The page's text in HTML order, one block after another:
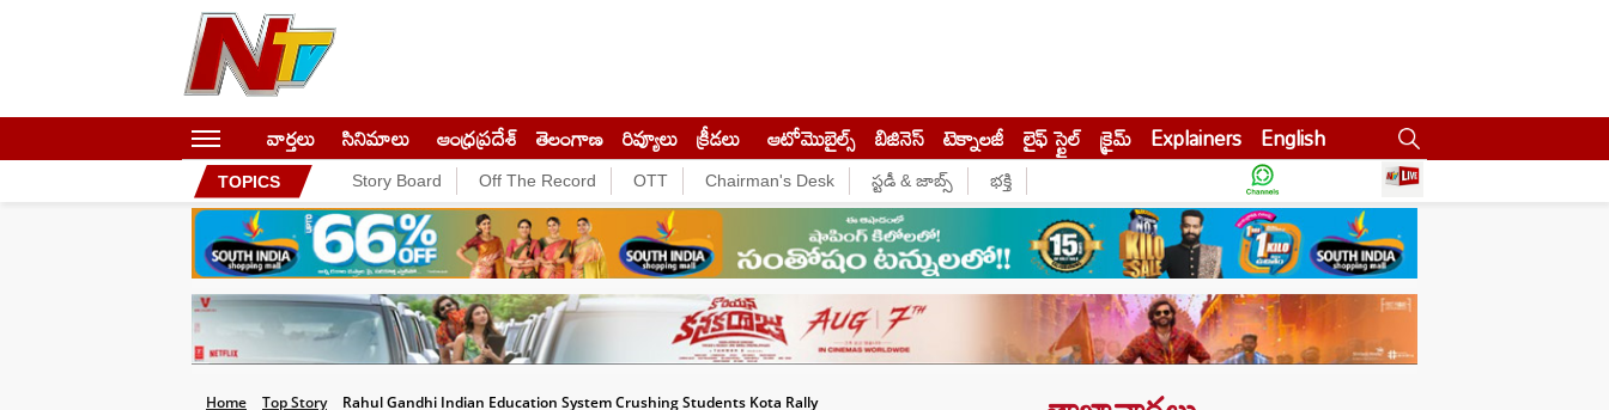
వార్తలు సినిమాలు ఆంధ్రప్రదేశ్ తెలంగాణ రివ్యూలు క్రీడలు ఆటోమొబైల్స్ బిజినెస్‌ టెక్నాలజీ లైఫ్ స్టైల్ క్రైమ్ Explainers English
TOPICS Story Board Off The Record OTT Chairman's Desk స్టడీ & జాబ్స్ భక్తి
Home Top Story Rahul Gandhi Indian Education System Crushing Students Kota Rally